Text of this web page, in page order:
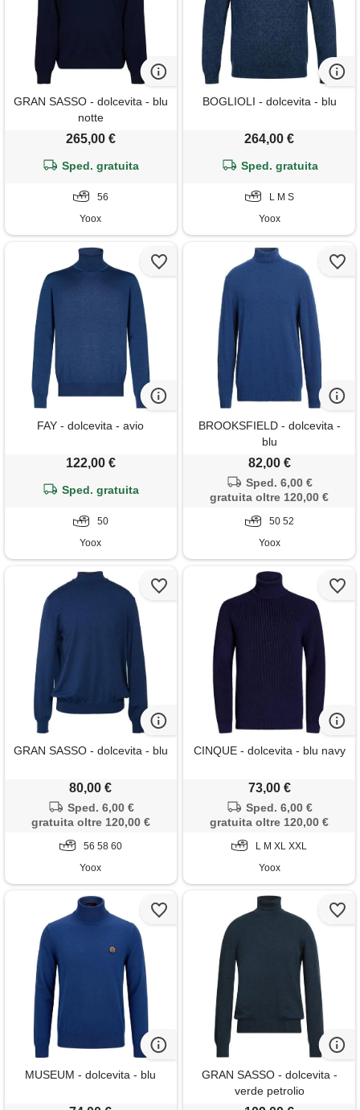
GRAN SASSO - dolcevita - blu
notte
265,00 €
Sped. gratuita
56
Yoox
BOGLIOLI - dolcevita - blu
264,00 €
Sped. gratuita
L M S
Yoox
FAY - dolcevita - avio
122,00 €
Sped. gratuita
50
Yoox
BROOKSFIELD - dolcevita -
blu
82,00 €
Sped. 6,00 €
gratuita oltre 120,00 €
50 52
Yoox
GRAN SASSO - dolcevita - blu
80,00 €
Sped. 6,00 €
gratuita oltre 120,00 €
56 58 60
Yoox
CINQUE - dolcevita - blu navy
73,00 €
Sped. 6,00 €
gratuita oltre 120,00 €
L M XL XXL
Yoox
MUSEUM - dolcevita - blu
GRAN SASSO - dolcevita -
verde petrolio